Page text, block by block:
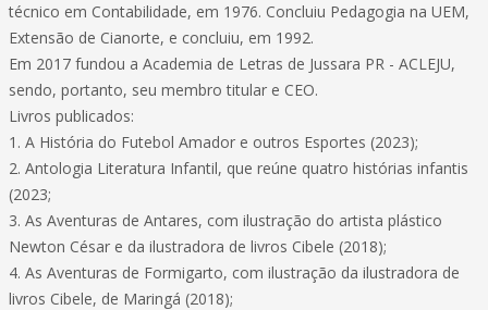
técnico em Contabilidade, em 1976. Concluiu Pedagogia na UEM,
Extensão de Cianorte, e concluiu, em 1992.
Em 2017 fundou a Academia de Letras de Jussara PR - ACLEJU,
sendo, portanto, seu membro titular e CEO.
Livros publicados:
1. A História do Futebol Amador e outros Esportes (2023);
2. Antologia Literatura Infantil, que reúne quatro histórias infantis
(2023;
3. As Aventuras de Antares, com ilustração do artista plástico
Newton César e da ilustradora de livros Cibele (2018);
4. As Aventuras de Formigarto, com ilustração da ilustradora de
livros Cibele, de Maringá (2018);